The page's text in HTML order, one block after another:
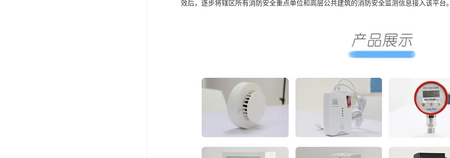
效后，逐步将辖区所有消防安全重点单位和高层公共建筑的消防安全监测信息接入该平台。